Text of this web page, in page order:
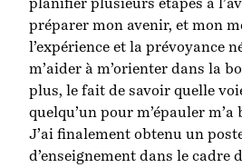
préparer mon avenir, et mon
l’expérience et la prévoyance
m’aider à m’orienter dans la
plus, le fait de savoir quelle
quelqu’un pour m’épauler
J’ai finalement obtenu un
d’enseignement dans le cadre